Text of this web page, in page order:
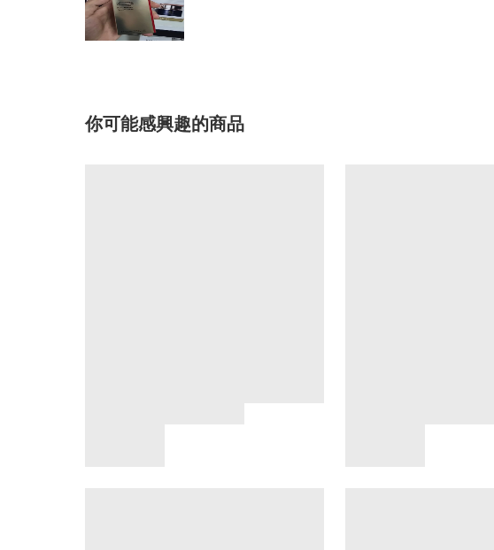
你可能感興趣的商品